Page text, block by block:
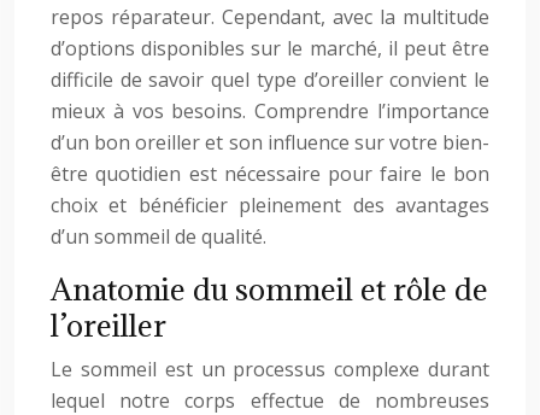
repos réparateur. Cependant, avec la multitude
d’options disponibles sur le marché, il peut être
difficile de savoir quel type d’oreiller convient le
mieux à vos besoins. Comprendre l’importance
d’un bon oreiller et son influence sur votre bien-
être quotidien est nécessaire pour faire le bon
choix et bénéficier pleinement des avantages
d’un sommeil de qualité.
Anatomie du sommeil et rôle de
l’oreiller
Le sommeil est un processus complexe durant
lequel notre corps effectue de nombreuses